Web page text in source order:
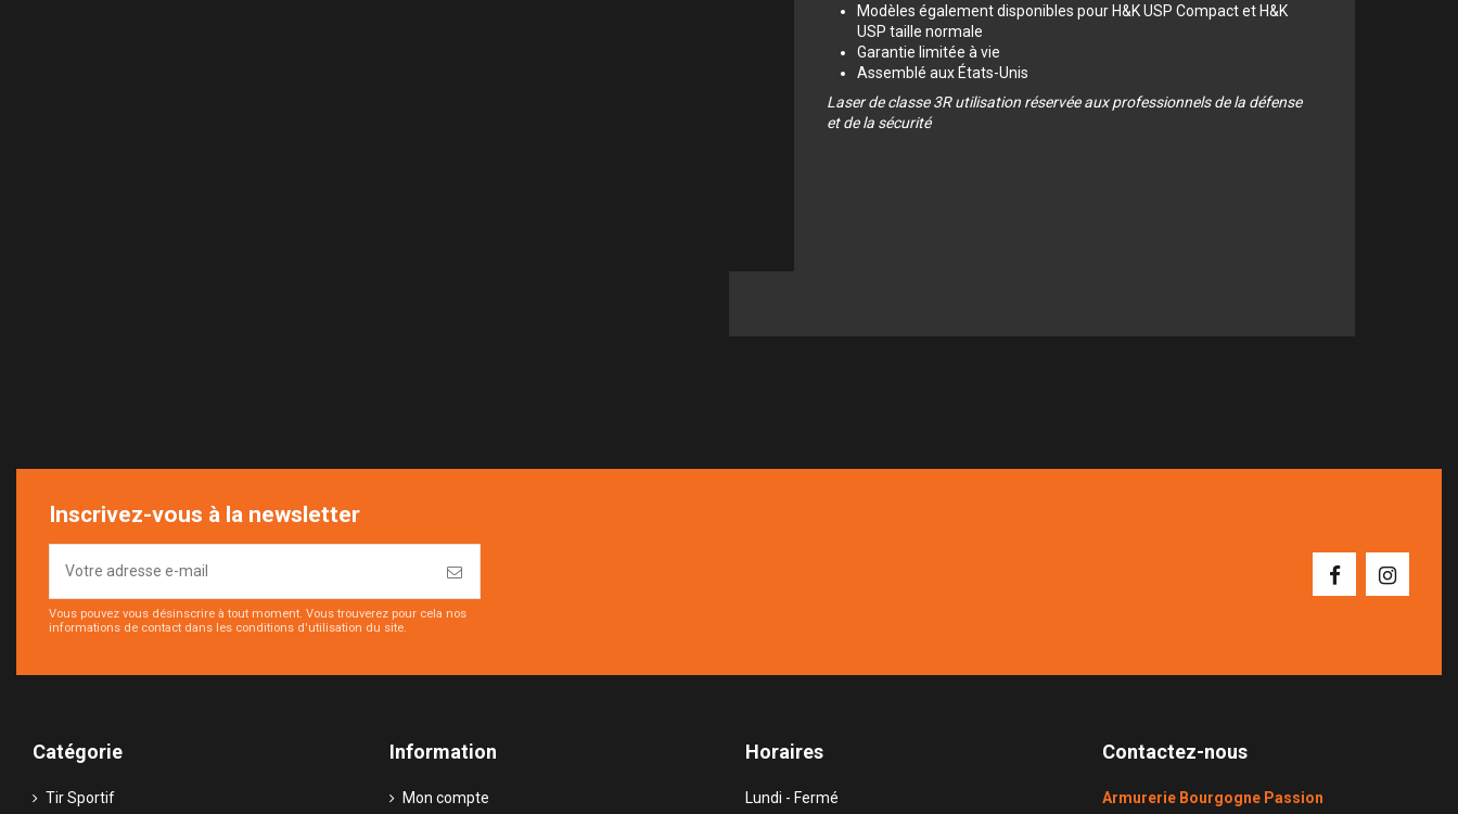
Modèles également disponibles pour H&K USP Compact et H&K
USP taille normale
Garantie limitée à vie
Assemblé aux États-Unis
Laser de classe 3R utilisation réservée aux professionnels de la défense
et de la sécurité
Inscrivez-vous à la newsletter
Vous pouvez vous désinscrire à tout moment. Vous trouverez pour cela nos
informations de contact dans les conditions d'utilisation du site.
Catégorie
Tir Sportif
Information
Mon compte
Horaires
Lundi - Fermé
Contactez-nous
Armurerie Bourgogne Passion